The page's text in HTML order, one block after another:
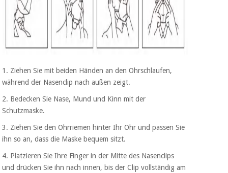
1. Ziehen Sie mit beiden Händen an den Ohrschlaufen,
während der Nasenclip nach außen zeigt.
2. Bedecken Sie Nase, Mund und Kinn mit der
Schutzmaske.
3. Ziehen Sie den Ohrriemen hinter Ihr Ohr und passen Sie
ihn so an, dass die Maske bequem sitzt.
4. Platzieren Sie Ihre Finger in der Mitte des Nasenclips
und drücken Sie ihn nach innen, bis der Clip vollständig am